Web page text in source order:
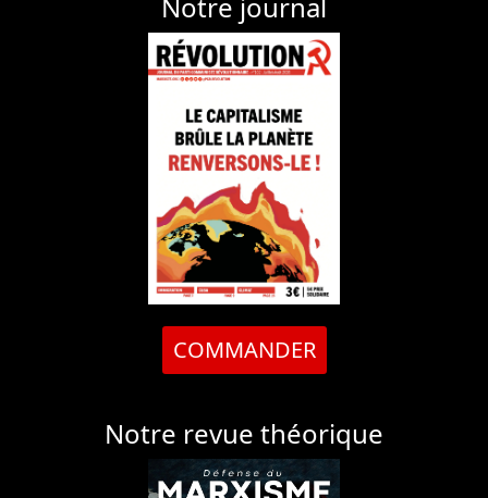
Notre journal
COMMANDER
Notre revue théorique